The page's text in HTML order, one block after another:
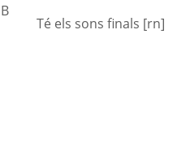
B
Té els sons finals [rn]